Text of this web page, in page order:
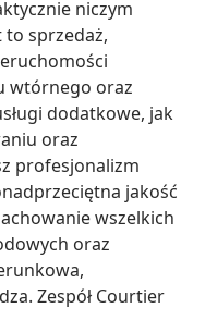
niczym
to sprzedaż,
wtórnego oraz
dodatkowe, jak
oraz
profesjonalizm
jakość
wszelkich
oraz
Zespół Courtier